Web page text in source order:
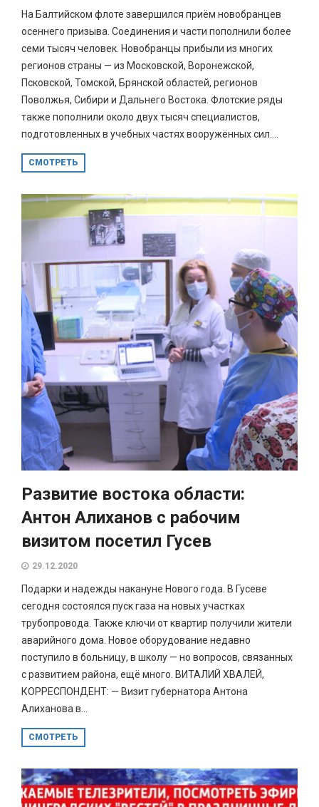
На Балтийском флоте завершился приём новобранцев
осеннего призыва. Соединения и части пополнили более
семи тысяч человек. Новобранцы прибыли из многих
регионов страны — из Московской, Воронежской,
Псковской, Томской, Брянской областей, регионов
Поволжья, Сибири и Дальнего Востока. Флотские ряды
также пополнили около двух тысяч специалистов,
подготовленных в учебных частях вооружённых сил....
СМОТРЕТЬ
Развитие востока области:
Антон Алиханов с рабочим
визитом посетил Гусев
29.12.2020
Подарки и надежды накануне Нового года. В Гусеве
сегодня состоялся пуск газа на новых участках
трубопровода. Также ключи от квартир получили жители
аварийного дома. Новое оборудование недавно
поступило в больницу, в школу — но вопросов, связанных
с развитием района, ещё много. ВИТАЛИЙ ХВАЛЕЙ,
КОРРЕСПОНДЕНТ: — Визит губернатора Антона
Алиханова в...
СМОТРЕТЬ